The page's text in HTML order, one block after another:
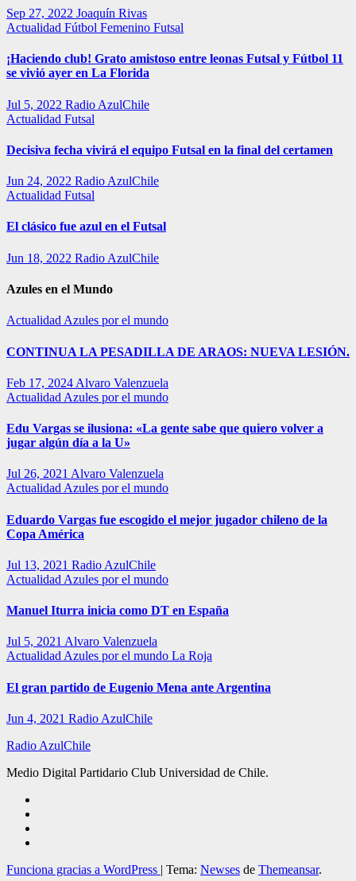
Sep 27, 2022 Joaquín Rivas
Actualidad Fútbol Femenino Futsal
¡Haciendo club! Grato amistoso entre leonas Futsal y Fútbol 11
se vivió ayer en La Florida
Jul 5, 2022 Radio AzulChile
Actualidad Futsal
Decisiva fecha vivirá el equipo Futsal en la final del certamen
Jun 24, 2022 Radio AzulChile
Actualidad Futsal
El clásico fue azul en el Futsal
Jun 18, 2022 Radio AzulChile
Azules en el Mundo
Actualidad Azules por el mundo
CONTINUA LA PESADILLA DE ARAOS: NUEVA LESIÓN.
Feb 17, 2024 Alvaro Valenzuela
Actualidad Azules por el mundo
Edu Vargas se ilusiona: «La gente sabe que quiero volver a
jugar algún día a la U»
Jul 26, 2021 Alvaro Valenzuela
Actualidad Azules por el mundo
Eduardo Vargas fue escogido el mejor jugador chileno de la
Copa América
Jul 13, 2021 Radio AzulChile
Actualidad Azules por el mundo
Manuel Iturra inicia como DT en España
Jul 5, 2021 Alvaro Valenzuela
Actualidad Azules por el mundo La Roja
El gran partido de Eugenio Mena ante Argentina
Jun 4, 2021 Radio AzulChile
Radio AzulChile
Medio Digital Partidario Club Universidad de Chile.
Funciona gracias a WordPress | Tema: Newses de Themeansar.